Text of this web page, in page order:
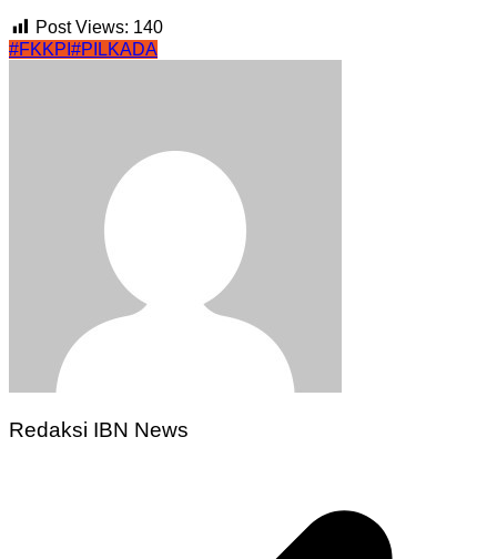
Post Views: 140
#FKKPI #PILKADA
Redaksi IBN News